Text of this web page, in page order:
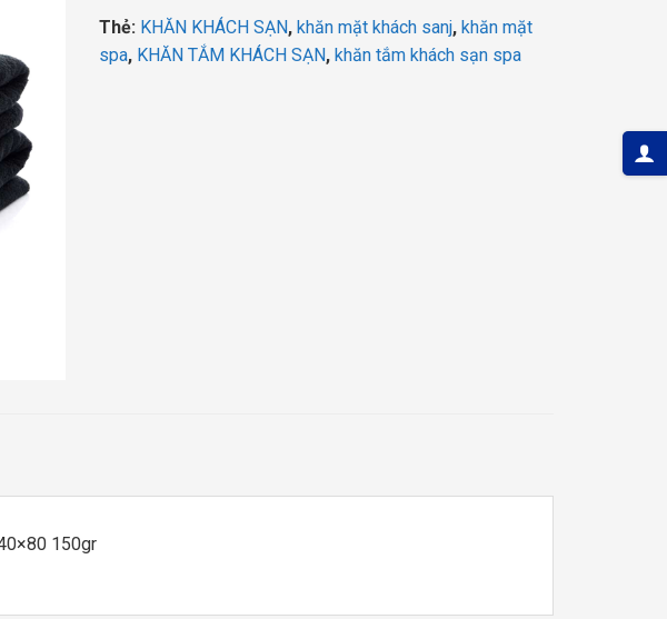
Thẻ: KHĂN KHÁCH SẠN,khăn mặt khách sanj,khăn mặt
spa, KHĂN TẮM KHÁCH SẠN,khăn tắm khách sạn spa
150gr